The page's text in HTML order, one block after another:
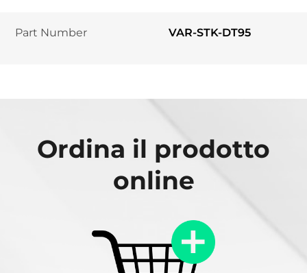
Part Number VAR-STK-DT95
Ordina il prodotto
online